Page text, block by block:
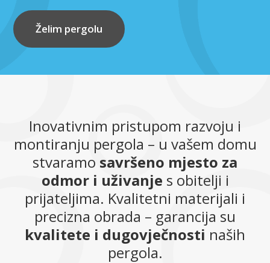
Želim pergolu
Inovativnim pristupom razvoju i
montiranju pergola – u vašem domu
stvaramo savršeno mjesto za
odmor i uživanje s obitelji i
prijateljima. Kvalitetni materijali i
precizna obrada – garancija su
kvalitete i dugovječnosti naših
pergola.